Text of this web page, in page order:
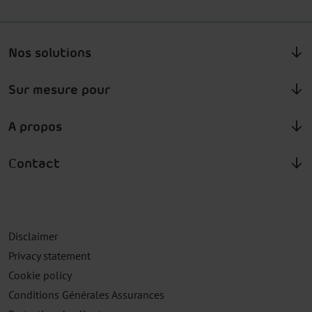
Nos solutions
Sur mesure pour
A propos
Contact
Disclaimer
Privacy statement
Cookie policy
Conditions Générales Assurances